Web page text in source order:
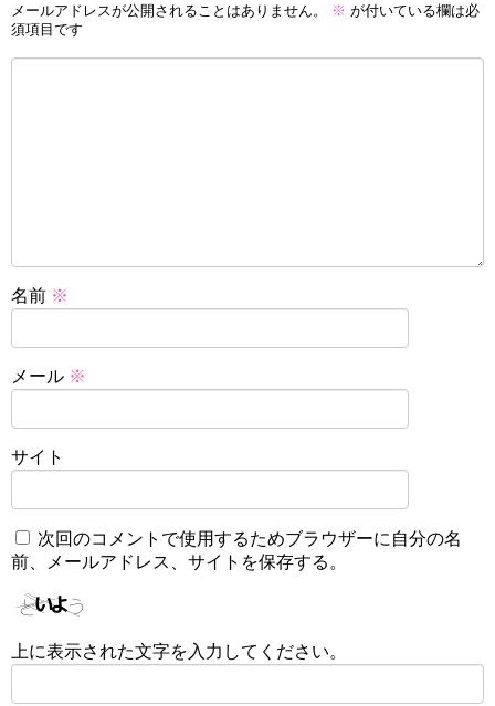
メールアドレスが公開されることはありません。 ※ が付いている欄は必
須項目です
名前 ※
メール ※
サイト
次回のコメントで使用するためブラウザーに自分の名
前、メールアドレス、サイトを保存する。
上に表示された文字を入力してください。